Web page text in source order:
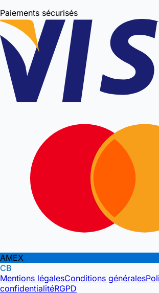
Paiements sécurisés
AMEX
CB
Mentions légalesConditions générales
confidentialitéRGPD